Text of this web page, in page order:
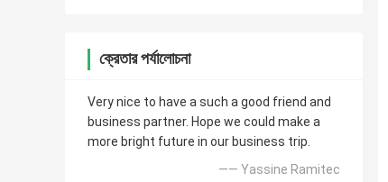
ক্রেতার পর্যালোচনা
Very nice to have a such a good friend and
business partner. Hope we could make a
more bright future in our business trip.
—— Yassine Ramitec